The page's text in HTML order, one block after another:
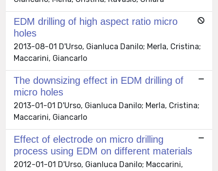
EDM drilling of high aspect ratio micro
holes
2013-08-01 D'Urso, Gianluca Danilo; Merla, Cristina;
Maccarini, Giancarlo
The downsizing effect in EDM drilling of
micro holes
2013-01-01 D'Urso, Gianluca Danilo; Merla, Cristina;
Maccarini, Giancarlo
Effect of electrode on micro drilling
process using EDM on different materials
2012-01-01 D'Urso, Gianluca Danilo; Maccarini,